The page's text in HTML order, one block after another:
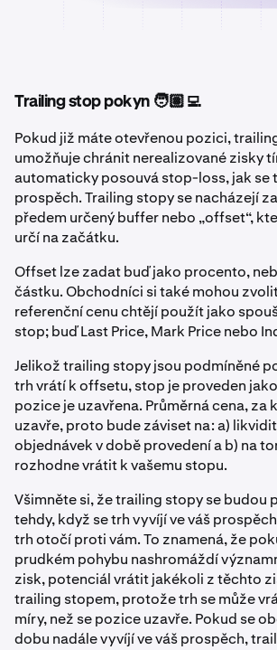
Trailing stop pokyn 🧑🏽‍💻
Pokud již máte otevřenou pozici,
umožňuje chránit nerealizované zisky
automaticky posouvá stop-loss, jak se
prospěch. Trailing stopy se nacházejí
předem určený buffer nebo „offset“,
určí na začátku.
Offset lze zadat buď jako procento,
částku. Obchodníci si také mohou
referenční cenu chtějí použít jako
stop; buď Last Price, Mark Price nebo
Jelikož trailing stopy jsou podmíněné
trh vrátí k offsetu, stop je proveden
pozice je uzavřena. Průměrná cena, za
uzavře, proto bude záviset na: a)
objednávek v době provedení a b) na
rozhodne vrátit k vašemu stopu.
Všimněte si, že trailing stopy se budou
tehdy, když se trh vyvíjí ve váš
trh otočí proti vám. To znamená, že
prudkém pohybu nashromáždí
zisk, potenciál vrátit jakékoli z těchto
trailing stopem, protože trh se může
míry, než se pozice uzavře. Pokud se
dobu nadále vyvíjí ve váš prospěch,